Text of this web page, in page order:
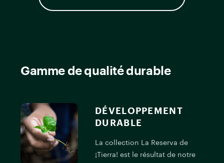
Gamme de qualité durable
DÉVELOPPEMENT
DURABLE
La collection La Reserva de
¡Tierra! est le résultat de notre